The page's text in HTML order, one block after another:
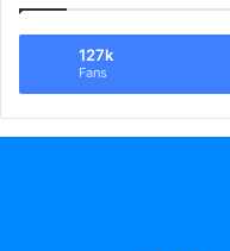
127k
Fans